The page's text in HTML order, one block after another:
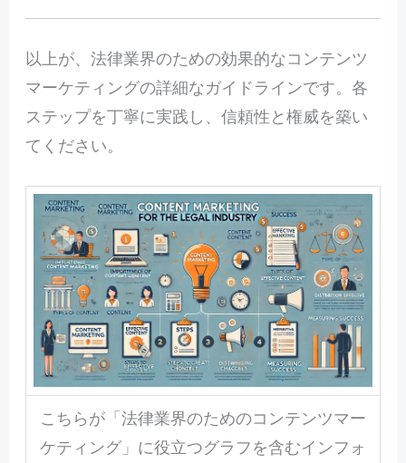
以上が、法律業界のための効果的なコンテンツ
マーケティングの詳細なガイドラインです。各
ステップを丁寧に実践し、信頼性と権威を築い
てください。
こちらが「法律業界のためのコンテンツマー
ケティング」に役立つグラフを含むインフォ